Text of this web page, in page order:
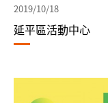
2019/10/18
延平區活動中心